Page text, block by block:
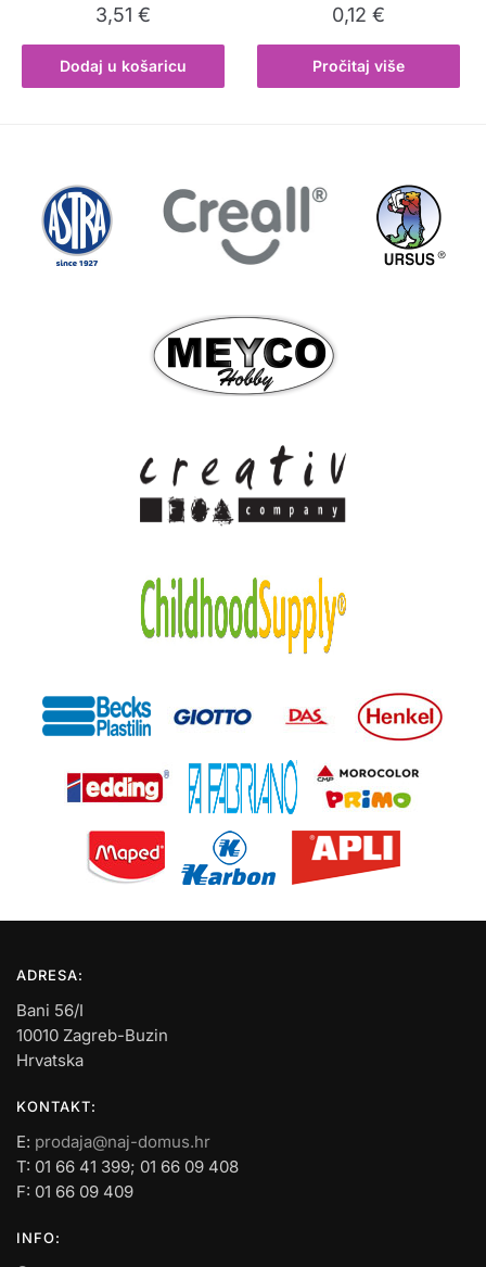
3,51€
Dodaj u košaricu
0,12€
Pročitaj više
ADRESA:
Bani 56/I
10010 Zagreb-Buzin
Hrvatska
KONTAKT:
E: prodaja@naj-domus.hr
T: 01 66 41 399; 01 66 09 408
F: 01 66 09 409
INFO: